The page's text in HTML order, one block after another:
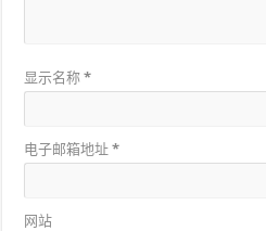
显示名称*
电子邮箱地址*
网站